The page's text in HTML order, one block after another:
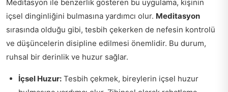
Meditasyon ile benzerlik gösteren bu uygulama, kişinin
içsel dinginliğini bulmasına yardımcı olur. Meditasyon
sırasında olduğu gibi, tesbih çekerken de nefesin kontrolü
ve düşüncelerin disipline edilmesi önemlidir. Bu durum,
ruhsal bir derinlik ve huzur sağlar.
İçsel Huzur: Tesbih çekmek, bireylerin içsel huzur